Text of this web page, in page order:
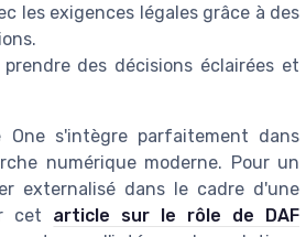
les exigences légales grâce à des
des décisions éclairées et
s'intègre parfaitement dans
numérique moderne. Pour un
externalisé dans le cadre d'une
cet article sur le rôle de DAF